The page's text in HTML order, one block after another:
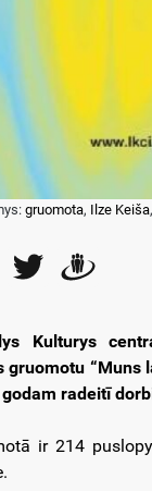
gruomota, Ilze Keiša,
FacebookTwitter
Kulturys
gruomotu “Muns
radeitī
ir 214